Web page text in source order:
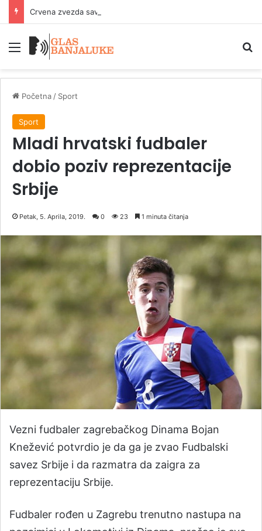
Meni
Početna / Sport
Sport
Mladi hrvatski fudbaler
dobio poziv reprezentacije
Srbije
Petak, 5. Aprila, 2019. 0 23 1 minuta čitanja
Vezni fudbaler zagrebačkog Dinama Bojan
Knežević potvrdio je da ga je zvao Fudbalski
savez Srbije i da razmatra da zaigra za
reprezentaciju Srbije.
Fudbaler rođen u Zagrebu trenutno nastupa na